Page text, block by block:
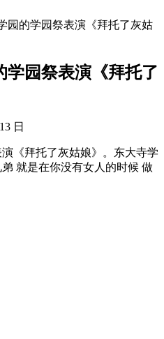
园的学园祭表演《拜托了灰姑
学园祭表演《拜托了
日
《拜托了灰姑娘》。东大寺学
就是在你没有女人的时候 做